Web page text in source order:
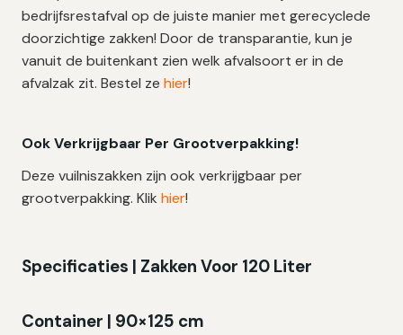
bedrijfsrestafval op de juiste manier met gerecyclede
doorzichtige zakken! Door de transparantie, kun je
vanuit de buitenkant zien welk afvalsoort er in de
afvalzak zit. Bestel ze hier!
Ook Verkrijgbaar Per Grootverpakking!
Deze vuilniszakken zijn ook verkrijgbaar per
grootverpakking. Klik hier!
Specificaties | Zakken Voor 120 Liter
Container | 90×125 cm